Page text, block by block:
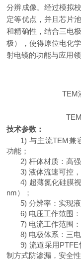
分辨成像。经过模拟
定等优点，并且芯片
和精确性，结合三电
极），使得原位电化
射电镜的功能与应用领
TEM
TEM
技术参数：
1)与主流TEM兼
功能；
2)杆体材质：高
3)液体流速可控，
4) 超薄氮化硅膜
nm）；
5)分辨率：实现
6) 电压工作范围：
7) 电流工作范围：
8) 电极体系：三
9) 流道采用PTFE
制方式防渗漏，安全性